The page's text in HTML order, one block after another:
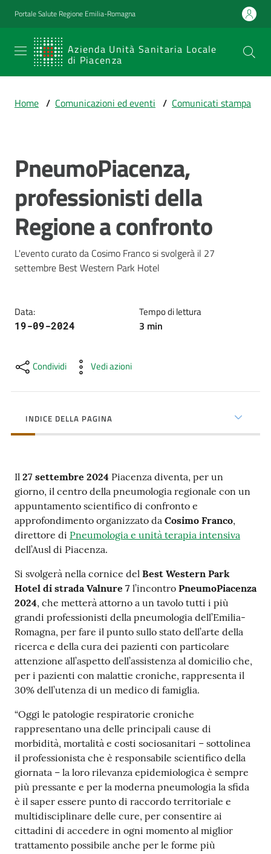
Vai al contenuto
Vai alla navigazione
Vai al footer
Portale Salute Regione Emilia-Romagna
Azienda Unità Sanitaria Locale
di Piacenza
SERVIZIO
SANITARIO
Emilia-
Sanitaria Locale
di Piacenza
Prestazioni
e
percorsi
di
cura
Come
territorio
Studiare
a
Piacenza
Costruiamo
Salute
Novità
Scuole
Imprese
ed Enti
Seguici
su
Home / Comunicazioni ed eventi / Comunicati stampa
Salta al contenuto
PneumoPiacenza,
professionisti della
Regione a confronto
L'evento curato da Cosimo Franco si svolgerà il 27
settembre Best Western Park Hotel
Data:
19-09-2024
Tempo di lettura
3 min
Condividi Vedi azioni
INDICE DELLA PAGINA
Il 27 settembre 2024 Piacenza diventa, per un
giorno, il centro della pneumologia regionale con un
appuntamento scientifico di confronto e
approfondimento organizzato da Cosimo Franco,
direttore di Pneumologia e unità terapia intensiva
dell’Ausl di Piacenza.
Si svolgerà nella cornice del Best Western Park
Hotel di strada Valnure 7 l’incontro PneumoPiacenza
2024, che metterà attorno a un tavolo tutti i più
grandi professionisti della pneumologia dell’Emilia-
Romagna, per fare il punto sullo stato dell’arte della
ricerca e della cura dei pazienti con particolare
attenzione all’aspetto dell’assistenza al domicilio che,
per i pazienti con malattie croniche, rappresenta il
30% dell’utenza di un medico di famiglia.
“Oggi le patologie respiratorie croniche
rappresentano una delle principali cause di
morbidità, mortalità e costi sociosanitari – sottolinea
il professionista che è responsabile scientifico della
giornata – la loro rilevanza epidemiologica è sempre
più pressante e per la moderna pneumologia la sfida
è il saper essere punto di raccordo territoriale e
multidisciplinare delle cure, per consentire ai
cittadini di accedere in ogni momento al miglior
trattamento possibile anche per le forme più